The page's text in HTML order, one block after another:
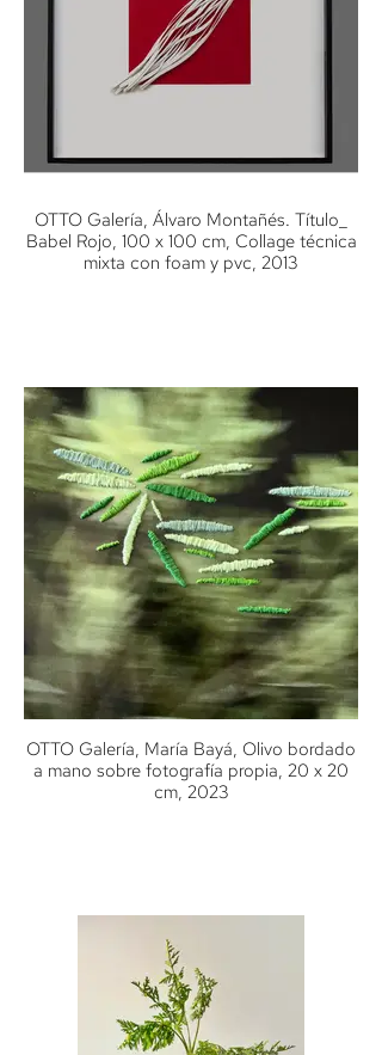
OTTO Galería, Álvaro Montañés. Título_
Babel Rojo, 100 x 100 cm, Collage técnica
mixta con foam y pvc, 2013
OTTO Galería, María Bayá, Olivo bordado
a mano sobre fotografía propia, 20 x 20
cm, 2023